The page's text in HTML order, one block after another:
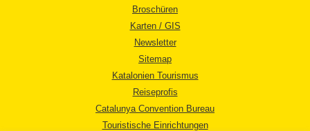
Broschüren
Karten / GIS
Newsletter
Sitemap
Katalonien Tourismus
Reiseprofis
Catalunya Convention Bureau
Touristische Einrichtungen